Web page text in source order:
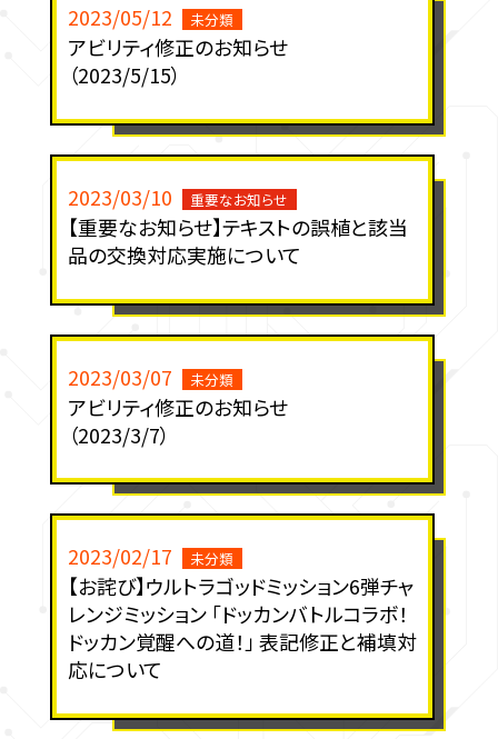
2023/05/12 未分類
アビリティ修正のお知らせ
（2023/5/15）
2023/03/10 重要なお知らせ
【重要なお知らせ】テキストの誤植と該当
品の交換対応実施について
2023/03/07 未分類
アビリティ修正のお知らせ
（2023/3/7）
2023/02/17 未分類
【お詫び】ウルトラゴッドミッション6弾チャ
レンジミッション 「ドッカンバトルコラボ！
ドッカン覚醒への道！」 表記修正と補填対
応について